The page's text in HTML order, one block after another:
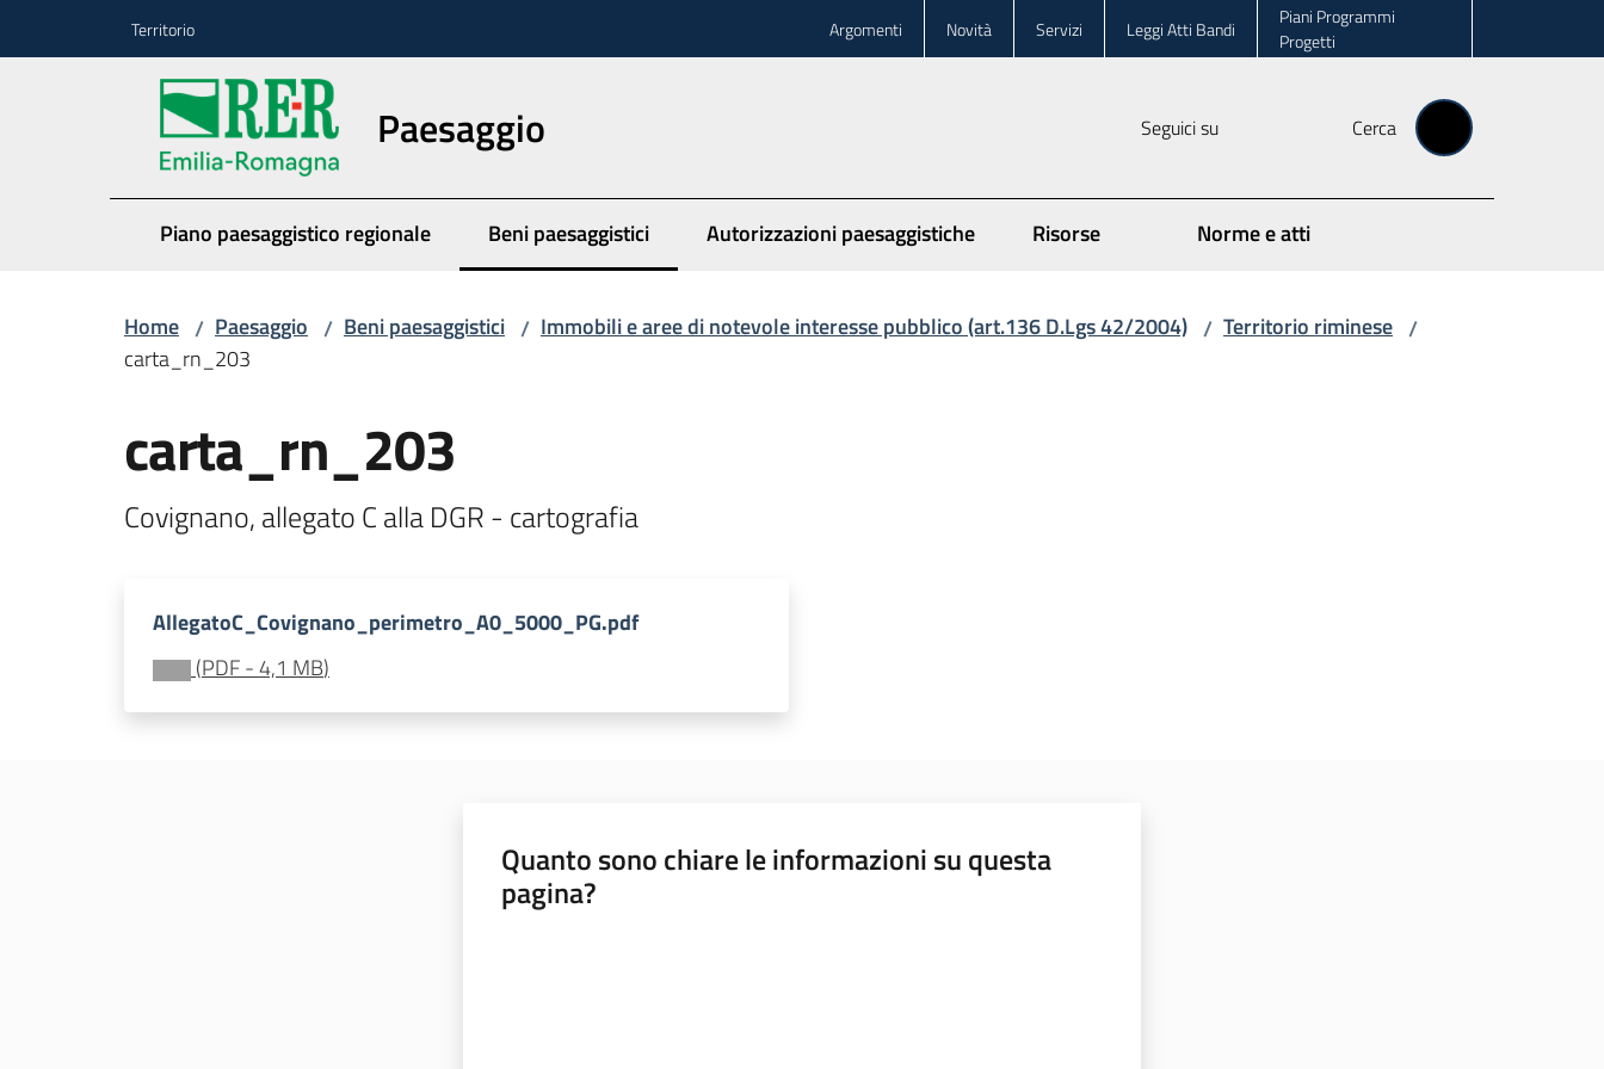
Territorio Argomenti Novità Servizi Leggi Atti Bandi
Piani Programmi
Progetti
Paesaggio Seguici su Cerca
Piano paesaggistico regionale Beni paesaggistici
Menu selezionato Autorizzazioni paesaggistiche Risorse Norme e atti
Home / Paesaggio / Beni paesaggistici / Immobili e aree di notevole interesse pubblico (art.136 D.Lgs 42/2004) / Territorio riminese /
carta_rn_203
carta_rn_203
Covignano, allegato C alla DGR - cartografia
AllegatoC_Covignano_perimetro_A0_5000_PG.pdf
(PDF-4,1 MB)
Quanto sono chiare le informazioni su questa
pagina?